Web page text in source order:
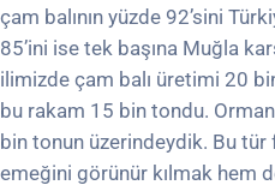
çam balının yüzde 92’sini
85’ini ise tek başına Muğla
ilimizde çam balı üretimi 20
bu rakam 15 bin tondu.
bin tonun üzerindeydik. Bu
emeğini görünür kılmak hem